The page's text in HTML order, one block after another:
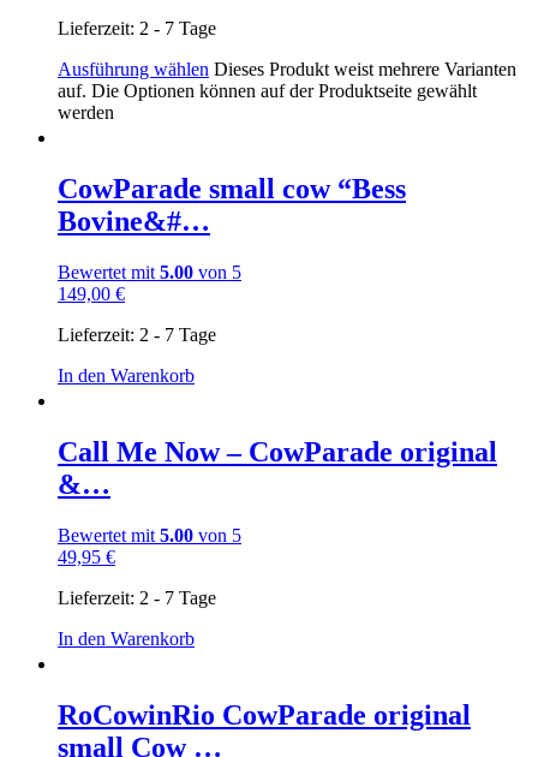
Lieferzeit: 2 - 7 Tage
Ausführung wählen Dieses Produkt weist mehrere Varianten
auf. Die Optionen können auf der Produktseite gewählt
werden
CowParade small cow “Bess
Bovine&#…
Bewertet mit 5.00 von 5
149,00 €
Lieferzeit: 2 - 7 Tage
In den Warenkorb
Call Me Now – CowParade original
&…
Bewertet mit 5.00 von 5
49,95 €
Lieferzeit: 2 - 7 Tage
In den Warenkorb
RoCowinRio CowParade original
small Cow …